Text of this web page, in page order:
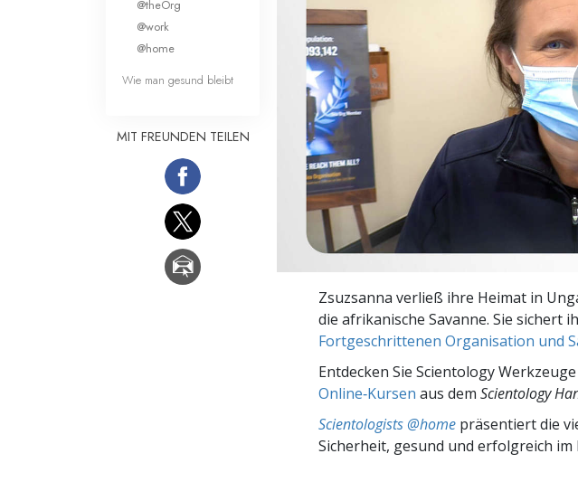
Liebe und Hass – Was ist Größe?
Zsuzsanna verließ ihre Heimat in
die afrikanische Savanne. Sie
Fortgeschrittenen Organisation und
Entdecken Sie Scientology
Online‑Kursen aus dem Scientology
Scientologists @home präsentiert die
Sicherheit, gesund und erfolgreich im
@theOrg
@work
@home
Wie man gesund bleibt
MIT FREUNDEN TEILEN